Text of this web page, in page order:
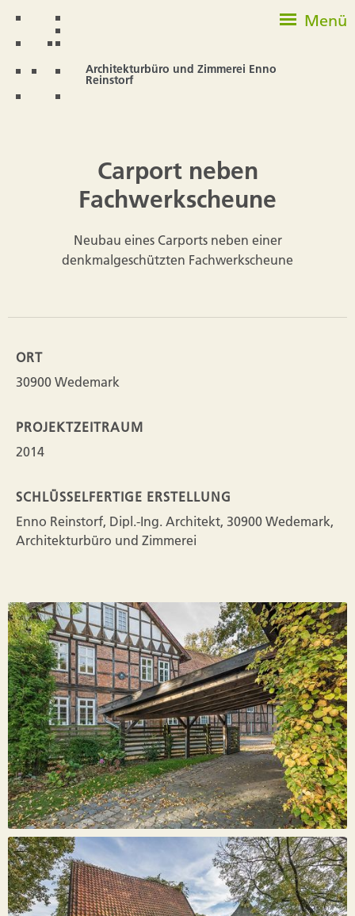
Architekturbüro und Zimmerei Enno
Reinstorf
Menü
Carport neben
Fachwerkscheune
Neubau eines Carports neben einer
denkmalgeschützten Fachwerkscheune
ORT
30900 Wedemark
PROJEKTZEITRAUM
2014
SCHLÜSSELFERTIGE ERSTELLUNG
Enno Reinstorf, Dipl.-Ing. Architekt, 30900 Wedemark,
Architekturbüro und Zimmerei